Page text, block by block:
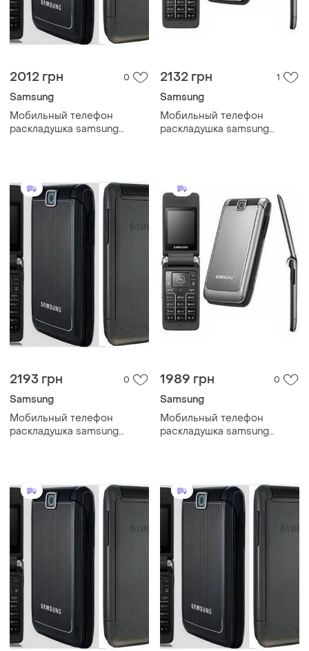
2012 грн 0
Samsung
Мобильный телефон
раскладушка samsung
2132 грн 1
Samsung
Мобильный телефон
раскладушка samsung
2193 грн 0
Samsung
Мобильный телефон
раскладушка samsung
1989 грн 0
Samsung
Мобильный телефон
раскладушка samsung